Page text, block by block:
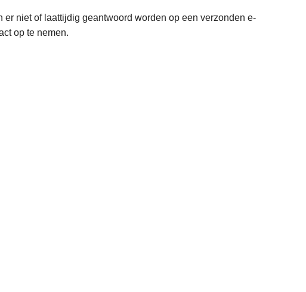
niet of laattijdig geantwoord worden op een verzonden e-
op te nemen.